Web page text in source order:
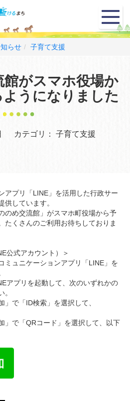
メ
ニ
ュ
らせ 子育て支援
館がスマホ役場か
うになりました
カテゴリ：
子育て支援
アプリ「LINE」を活用した行政サー
供しています。
のめ交流館」がスマホ町役場から予
たくさんのご利用お待ちしておりま
公式アカウント）＞
ュニケーションアプリ「LINE」を
アプリを起動して、次のいずれかの
。
で「ID検索」を選択して、
」で「QRコード」を選択して、以下